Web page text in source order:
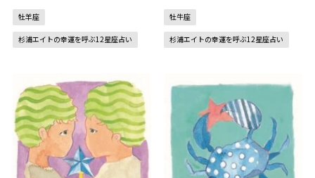
牡羊座
杉浦エイトの幸運を呼ぶ12星座占い
牡牛座
杉浦エイトの幸運を呼ぶ12星座占い